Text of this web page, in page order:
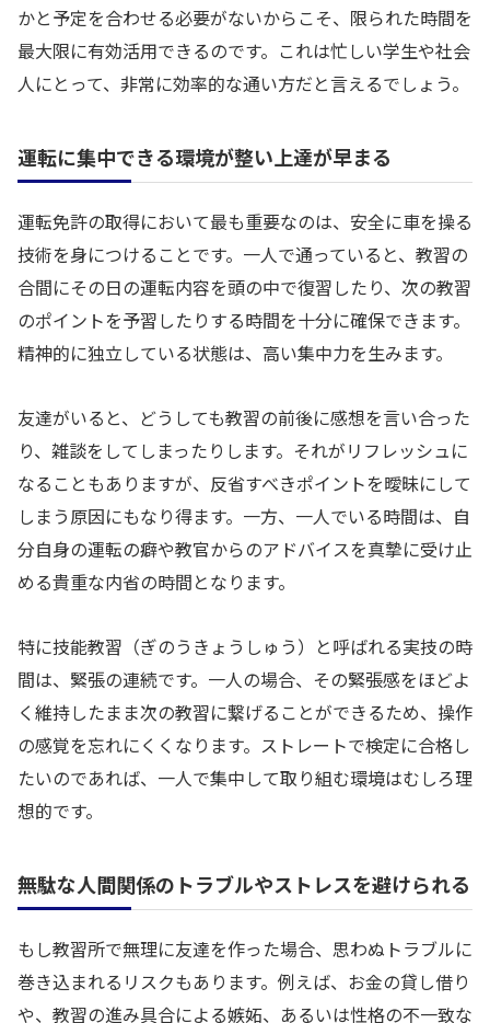
かと予定を合わせる必要がないからこそ、限られた時間を
最大限に有効活用できるのです。これは忙しい学生や社会
人にとって、非常に効率的な通い方だと言えるでしょう。
運転に集中できる環境が整い上達が早まる
運転免許の取得において最も重要なのは、安全に車を操る
技術を身につけることです。一人で通っていると、教習の
合間にその日の運転内容を頭の中で復習したり、次の教習
のポイントを予習したりする時間を十分に確保できます。
精神的に独立している状態は、高い集中力を生みます。
友達がいると、どうしても教習の前後に感想を言い合った
り、雑談をしてしまったりします。それがリフレッシュに
なることもありますが、反省すべきポイントを曖昧にして
しまう原因にもなり得ます。一方、一人でいる時間は、自
分自身の運転の癖や教官からのアドバイスを真摯に受け止
める貴重な内省の時間となります。
特に技能教習（ぎのうきょうしゅう）と呼ばれる実技の時
間は、緊張の連続です。一人の場合、その緊張感をほどよ
く維持したまま次の教習に繋げることができるため、操作
の感覚を忘れにくくなります。ストレートで検定に合格し
たいのであれば、一人で集中して取り組む環境はむしろ理
想的です。
無駄な人間関係のトラブルやストレスを避けられる
もし教習所で無理に友達を作った場合、思わぬトラブルに
巻き込まれるリスクもあります。例えば、お金の貸し借り
や、教習の進み具合による嫉妬、あるいは性格の不一致な